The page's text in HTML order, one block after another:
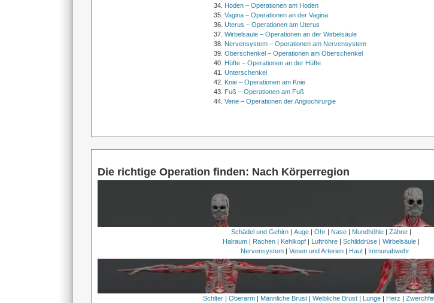
Hoden – Operationen am Hoden
Vagina – Operationen an der Vagina
Uterus – Operationen am Uterus
Wirbelsäule – Operationen an der Wirbelsäule
Nervensystem – Operationen am Nervensystem
Oberschenkel – Operationen am Oberschenkel
Hüfte – Operationen an der Hüfte
Unterschenkel
Knie – Operationen am Knie
Fuß – Operationen am Fuß
Vene – Operationen der Angiochirurgie
Die richtige Operation finden: Nach Körperregion
Schädel und Gehirn |Auge |Ohr | Nase | Mundhöhle |Zähne |
Halraum | Rachen | Kehlkopf | Luftröhre |Schilddrüse |Wirbelsäule |
Nervensystem| Venen und Arterien| Haut| Immunabwehr
Schlter |Oberarm Männliche Brust |Weibliche Brust Lunge Herz |Zwerchfell